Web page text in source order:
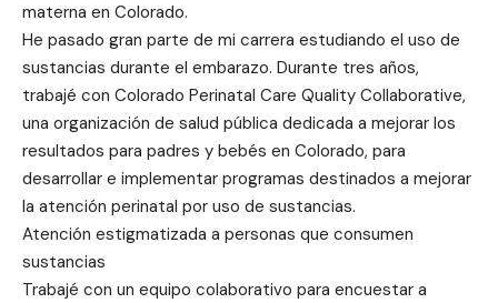
materna en Colorado.
He pasado gran parte de mi carrera estudiando el uso de
sustancias durante el embarazo. Durante tres años,
trabajé con Colorado Perinatal Care Quality Collaborative,
una organización de salud pública dedicada a mejorar los
resultados para padres y bebés en Colorado, para
desarrollar e implementar programas destinados a mejorar
la atención perinatal por uso de sustancias.
Atención estigmatizada a personas que consumen
sustancias
Trabajé con un equipo colaborativo para encuestar a